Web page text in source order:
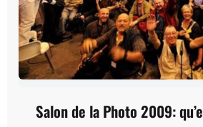
Salon de la Photo 2009: